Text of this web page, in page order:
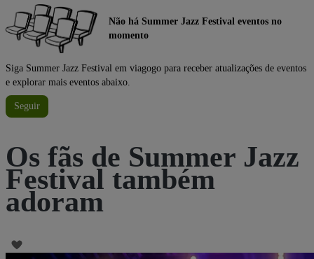
Não há Summer Jazz Festival eventos no
momento
Siga Summer Jazz Festival em viagogo para receber atualizações de eventos
e explorar mais eventos abaixo.
Seguir
Os fãs de Summer Jazz
Festival também
adoram